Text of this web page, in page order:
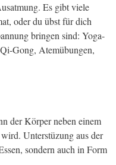
Es gibt viele
oder du übst für dich
bringen sind: Yoga-
Gong, Atemübungen,
der Körper neben einem
Unterstüzung aus der
sondern auch in Form